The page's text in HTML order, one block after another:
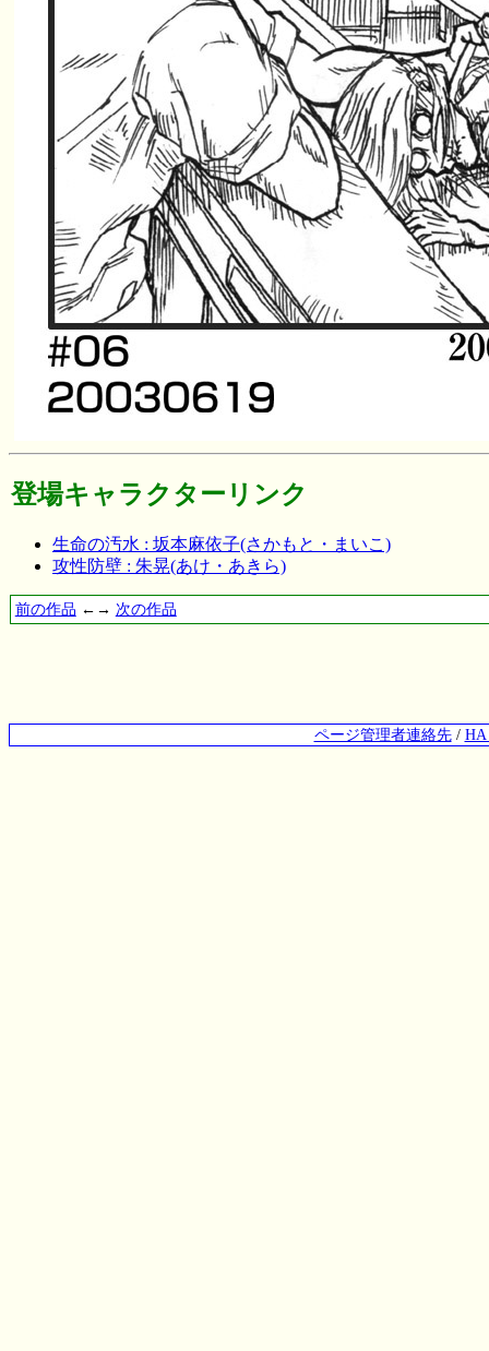
登場キャラクターリンク
生命の汚水 : 坂本麻依子(さかもと・まいこ)
攻性防壁 : 朱晃(あけ・あきら)
前の作品 ←→ 次の作品
ページ管理者連絡先/ HA